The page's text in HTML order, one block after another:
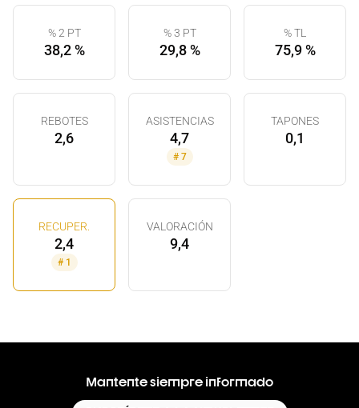
% 2 PT
38,2 %
% 3 PT
29,8 %
% TL
75,9 %
REBOTES
2,6
ASISTENCIAS
4,7
# 7
TAPONES
0,1
RECUPER.
2,4
# 1
VALORACIÓN
9,4
Mantente siempre informado